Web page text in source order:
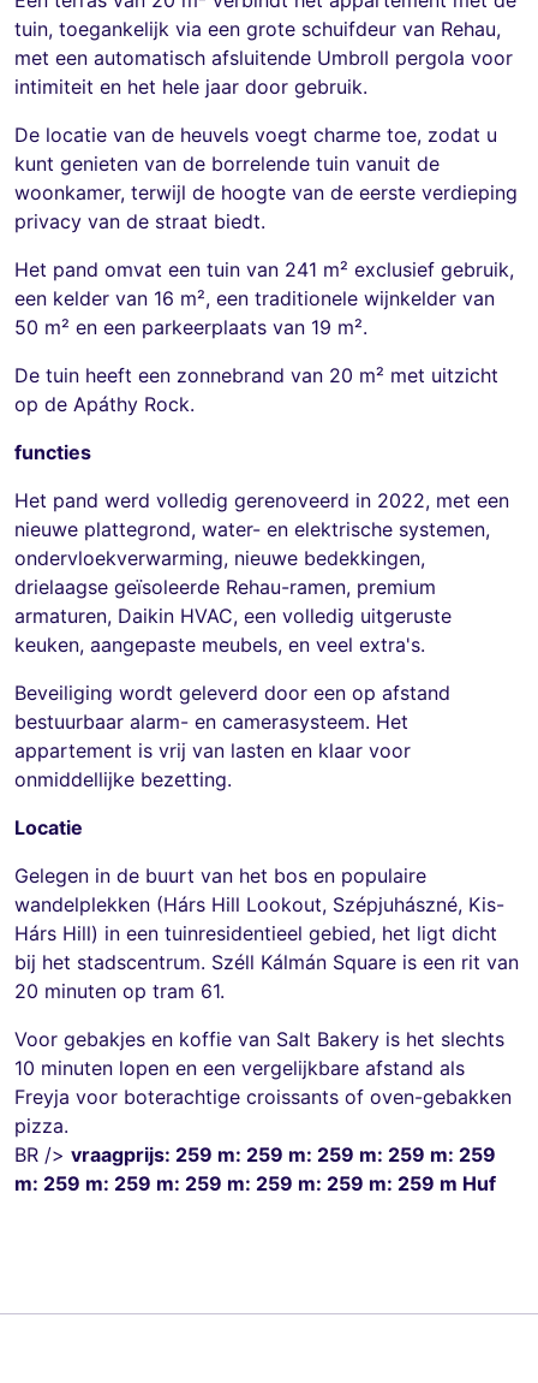
tuin, toegankelijk via een grote schuifdeur van Rehau,
met een automatisch afsluitende Umbroll pergola voor
intimiteit en het hele jaar door gebruik.
De locatie van de heuvels voegt charme toe, zodat u
kunt genieten van de borrelende tuin vanuit de
woonkamer, terwijl de hoogte van de eerste verdieping
privacy van de straat biedt.
Het pand omvat een tuin van 241 m² exclusief gebruik,
een kelder van 16 m², een traditionele wijnkelder van
50 m² en een parkeerplaats van 19 m².
De tuin heeft een zonnebrand van 20 m² met uitzicht
op de Apáthy Rock.
functies
Het pand werd volledig gerenoveerd in 2022, met een
nieuwe plattegrond, water- en elektrische systemen,
ondervloekverwarming, nieuwe bedekkingen,
drielaagse geïsoleerde Rehau-ramen, premium
armaturen, Daikin HVAC, een volledig uitgeruste
keuken, aangepaste meubels, en veel extra's.
Beveiliging wordt geleverd door een op afstand
bestuurbaar alarm- en camerasysteem. Het
appartement is vrij van lasten en klaar voor
onmiddellijke bezetting.
Locatie
Gelegen in de buurt van het bos en populaire
wandelplekken (Hárs Hill Lookout, Szépjuhászné, Kis-
Hárs Hill) in een tuinresidentieel gebied, het ligt dicht
bij het stadscentrum. Széll Kálmán Square is een rit van
20 minuten op tram 61.
Voor gebakjes en koffie van Salt Bakery is het slechts
10 minuten lopen en een vergelijkbare afstand als
Freyja voor boterachtige croissants of oven-gebakken
pizza.
BR /> vraagprijs: 259 m: 259 m: 259 m: 259 m: 259
m: 259 m: 259 m: 259 m: 259 m: 259 m: 259 m Huf